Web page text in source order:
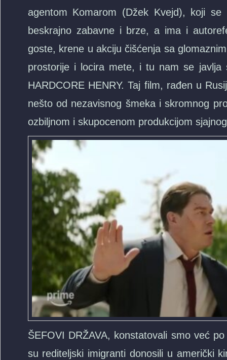
agentom Komarom (Džek Kvejd), koji
beskrajno zabavne i brze, a ima i
goste, krene u akciju čišćenja sa
prostorije i locira mete, i tu nam se javlja
HARDCORE HENRY. Taj film, rađen u
nešto od nezavisnog šmeka i skromnog
ozbiljnom i skupocenom produkcijom
ŠEFOVI DRŽAVA, konstatovali smo već
su rediteljski imigranti donosili u američki